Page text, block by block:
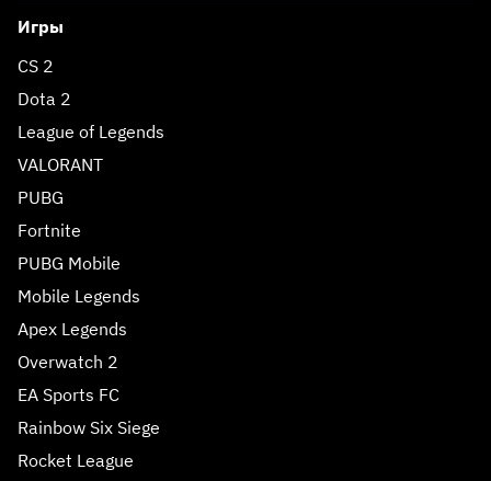
Игры
CS 2
Dota 2
League of Legends
VALORANT
PUBG
Fortnite
PUBG Mobile
Mobile Legends
Apex Legends
Overwatch 2
EA Sports FC
Rainbow Six Siege
Rocket League